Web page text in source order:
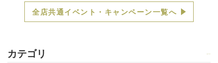
全店共通イベント・キャンペーン一覧へ
カテゴリ